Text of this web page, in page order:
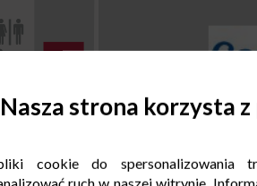
Nasza strona korzysta
cookie do